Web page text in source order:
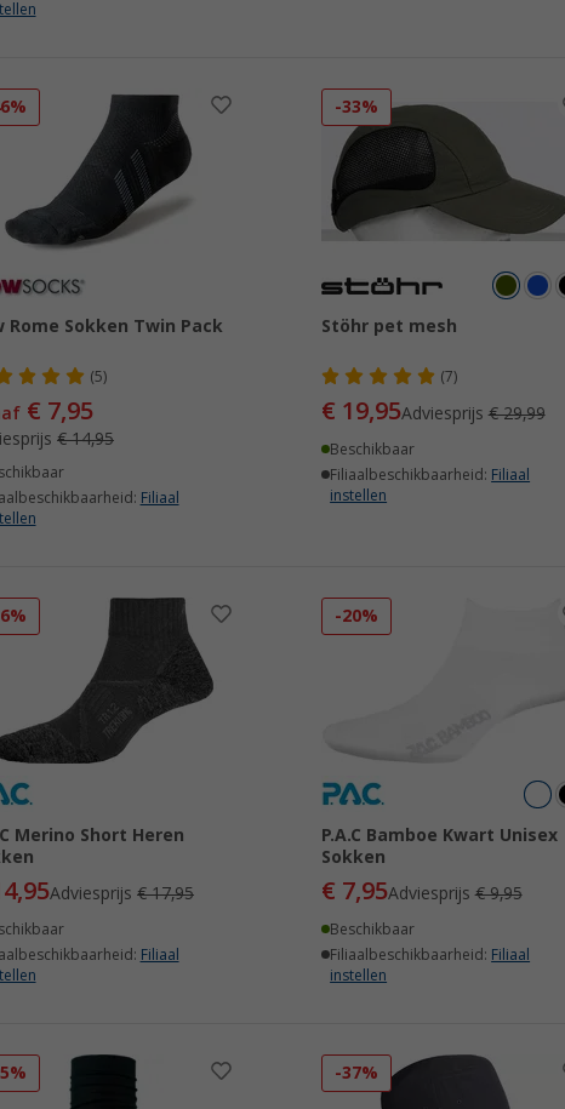
Rome Sokken Twin Pack
(5)
€ 7,95
€ 14,95
Filiaal
-33%
Stöhr pet mesh
(7)
€ 19,95Adviesprijs€ 29,99
Beschikbaar
Filiaalbeschikbaarheid: Filiaal
instellen
Merino Short Heren
Adviesprijs€ 17,95
Filiaal
-20%
P.A.C Bamboe Kwart Unisex
Sokken
€ 7,95Adviesprijs€ 9,95
Beschikbaar
Filiaalbeschikbaarheid: Filiaal
instellen
-37%